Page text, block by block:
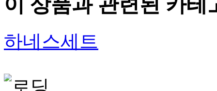
이 상품과 관련된 카테
하네스세트